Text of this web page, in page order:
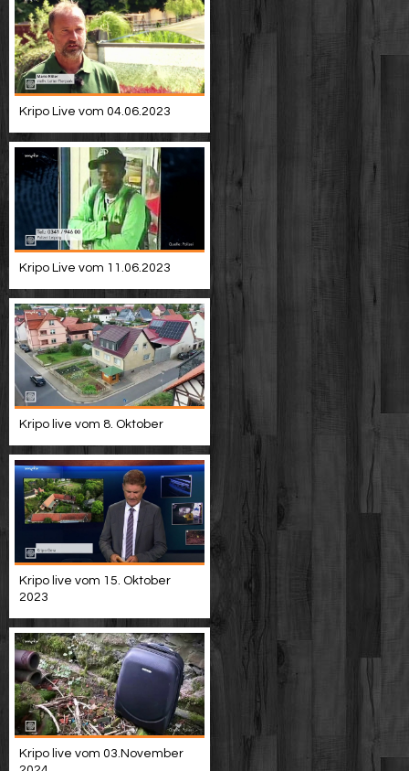
Kripo Live vom 04.06.2023
Kripo Live vom 11.06.2023
Kripo live vom 8. Oktober
Kripo live vom 15. Oktober
2023
Kripo live vom 03.November